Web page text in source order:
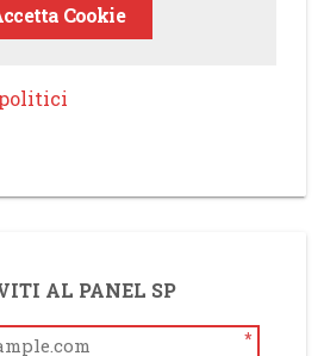
Cookie
AL PANEL SP
*